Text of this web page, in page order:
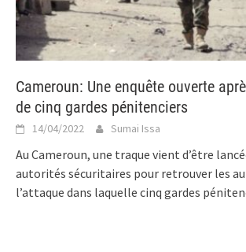
Cameroun: Une enquête ouverte
de cinq gardes pénitenciers
14/04/2022 Sumai Issa
Au Cameroun, une traque vient d’être
autorités sécuritaires pour retrouver les
l’attaque dans laquelle cinq gardes